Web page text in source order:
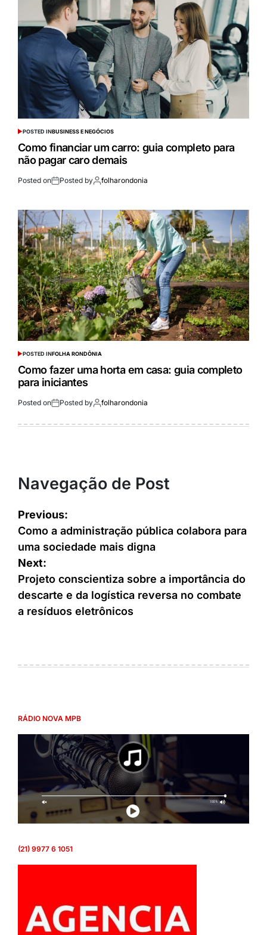
POSTED INBUSINESS E NEGÓCIOS
Como financiar um carro: guia completo para
não pagar caro demais
Posted on Posted by folharondonia
POSTED INFOLHA RONDÔNIA
Como fazer uma horta em casa: guia completo
para iniciantes
Posted on Posted by folharondonia
Navegação de Post
Previous:
Como a administração pública colabora para
uma sociedade mais digna
Next:
Projeto conscientiza sobre a importância do
descarte e da logística reversa no combate
a resíduos eletrônicos
RÁDIO NOVA MPB
(21) 9977 6 1051